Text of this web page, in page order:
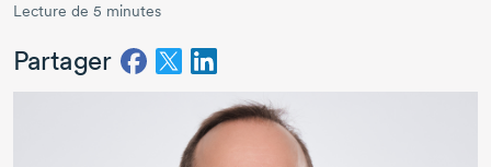
Lecture de 5 minutes
Partager